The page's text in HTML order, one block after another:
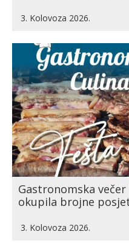
3. Kolovoza 2026.
Gastronomska večer
okupila brojne
3. Kolovoza 2026.